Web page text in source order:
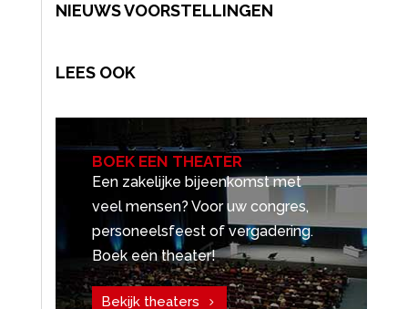
NIEUWS VOORSTELLINGEN
LEES OOK
BOEK EEN THEATER
Een zakelijke bijeenkomst met
veel mensen? Voor uw congres,
personeelsfeest of vergadering.
Boek een theater!
Bekijk theaters